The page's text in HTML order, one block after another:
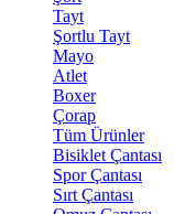
Tayt
Şortlu Tayt
Mayo
Atlet
Boxer
Çorap
Tüm Ürünler
Bisiklet Çantası
Spor Çantası
Sırt Çantası